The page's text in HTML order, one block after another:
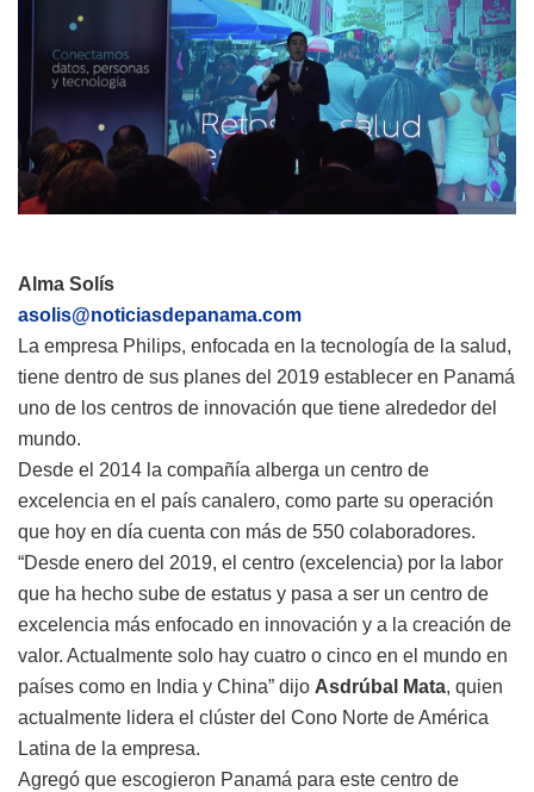
Alma Solís
asolis@noticiasdepanama.com
La empresa Philips, enfocada en la tecnología de la salud,
tiene dentro de sus planes del 2019 establecer en Panamá
uno de los centros de innovación que tiene alrededor del
mundo.
Desde el 2014 la compañía alberga un centro de
excelencia en el país canalero, como parte su operación
que hoy en día cuenta con más de 550 colaboradores.
“Desde enero del 2019, el centro (excelencia) por la labor
que ha hecho sube de estatus y pasa a ser un centro de
excelencia más enfocado en innovación y a la creación de
valor. Actualmente solo hay cuatro o cinco en el mundo en
países como en India y China” dijo Asdrúbal Mata, quien
actualmente lidera el clúster del Cono Norte de América
Latina de la empresa.
Agregó que escogieron Panamá para este centro de